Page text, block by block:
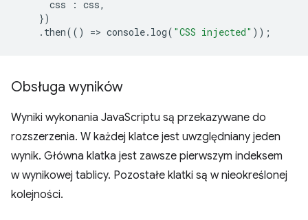
css
: css,
})
. then(() => console. log( "CSS injected" ));
Obsługa wyników
Wyniki wykonania JavaScriptu są przekazywane do
rozszerzenia. W każdej klatce jest uwzględniany jeden
wynik. Główna klatka jest zawsze pierwszym indeksem
w wynikowej tablicy. Pozostałe klatki są w nieokreślonej
kolejności.